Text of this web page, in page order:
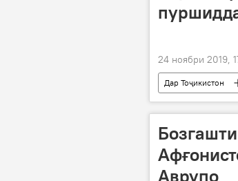
24 ноябри 2019,
Дар Тоҷикистон
борони пуршиддат
Аврупо